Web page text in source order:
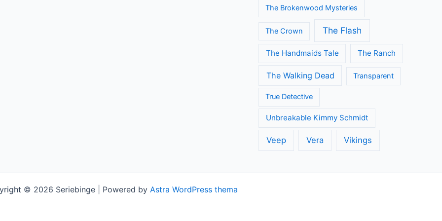
The Brokenwood Mysteries
The Crown The Flash
The Handmaids Tale The Ranch
The Walking Dead Transparent
True Detective
Unbreakable Kimmy Schmidt
Veep Vera Vikings
© 2026 Seriebinge | Powered by Astra WordPress thema